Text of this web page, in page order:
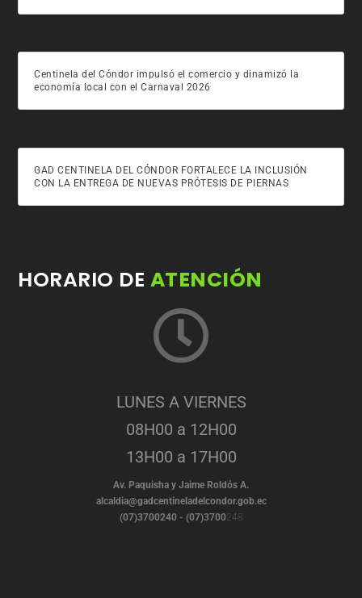
Centinela del Cóndor impulsó el comercio y dinamizó la
economía local con el Carnaval 2026
GAD CENTINELA DEL CÓNDOR FORTALECE LA INCLUSIÓN
CON LA ENTREGA DE NUEVAS PRÓTESIS DE PIERNAS
HORARIO DE ATENCIÓN
LUNES A VIERNES
08H00 a 12H00
13H00 a 17H00
Av. Paquisha y Jaime Roldós A.
alcaldia@gadcentineladelcondor.gob.ec
(07)3700240 - (07)3700248